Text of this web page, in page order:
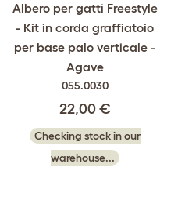
Albero per gatti Freestyle
- Kit in corda graffiatoio
per base palo verticale -
Agave
055.0030
22,00 €
Checking stock in our
warehouse...